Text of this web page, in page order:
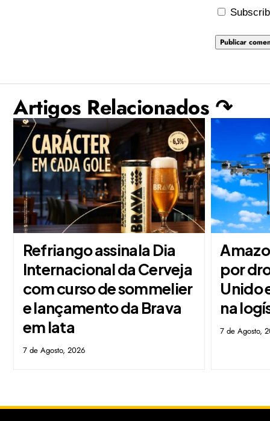
Artigos Relacionados ↷
Refriango assinala Dia
Internacional da Cerveja
com curso de sommelier
e lançamento da Brava
em lata
7 de Agosto, 2026
por
Unido
na
7 de Agosto,